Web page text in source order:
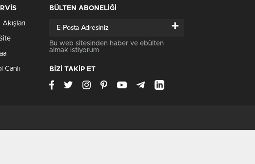
Akışları
Canlı
BÜLTEN ABONELİĞİ
+
Bu web sitesinden haber ve ebülten
almak istiyorum
BİZİ TAKİP ET